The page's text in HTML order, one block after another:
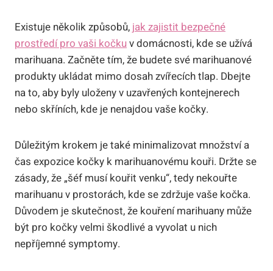
Existuje několik způsobů, jak zajistit bezpečné
prostředí pro vaši kočkuv domácnosti, kde se užívá
marihuana. Začněte tím, že budete své marihuanové
produkty ukládat mimo dosah zvířecích tlap. Dbejte
na to, aby byly uloženy v uzavřených kontejnerech
nebo skříních, kde je nenajdou vaše kočky.
Důležitým krokem je také minimalizovat množství a
čas expozice kočky k marihuanovému kouři. Držte se
zásady, že „šéf musí kouřit venku“, tedy nekouřte
marihuanu v prostorách, kde se zdržuje vaše kočka.
Důvodem je skutečnost, že kouření marihuany může
být pro kočky velmi škodlivé a vyvolat u nich
nepříjemné symptomy.